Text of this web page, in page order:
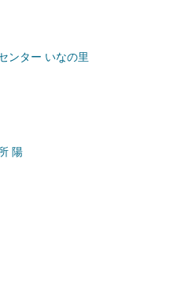
ンター いなの里
陽